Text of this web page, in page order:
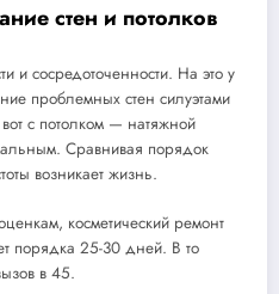
стен и потолков
и сосредоточенности. На это у
проблемных стен силуэтами
с потолком — натяжной
Сравнивая порядок
возникает жизнь.
косметический ремонт
порядка 25-30 дней. В то
в 45.